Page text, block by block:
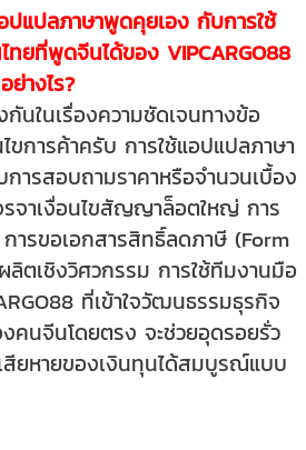
ปแปลภาษาพูดคุยเอง กับการใช้
ทยที่พูดจีนได้ของ VIPCARGO88
างไร?
นในเรื่องความชัดเจนทางข้อ
ขการค้าครับ การใช้แอปแปลภาษา
การสอบถามราคาหรือจำนวนเบื้อง
จาเงื่อนไขสัญญาล็อตใหญ่ การ
ารขอเอกสารสิทธิ์ลดภาษี (Form
ลิตเชิงวิศวกรรม การใช้ทีมงานมือ
ที่เข้าใจวัฒนธรรมธุรกิจ
คนจีนโดยตรง จะช่วยอุดรอยรั่ว
สียหายของเงินทุนได้สมบูรณ์แบบ